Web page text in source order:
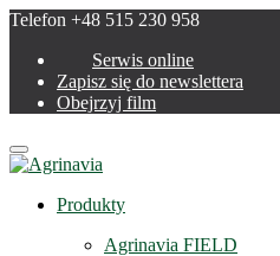
Telefon +48 515 230 958
Serwis online
Zapisz się do newslettera
Obejrzyj film
Menu
Produkty
Agrinavia FIELD